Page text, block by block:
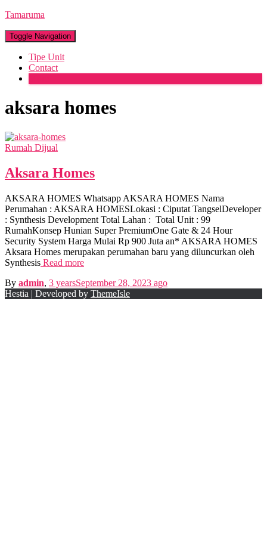
Tamaruma
Toggle Navigation
Tipe Unit
Contact
aksara homes
Rumah Dijual
Aksara Homes
AKSARA HOMES Whatsapp AKSARA HOMES Nama
Perumahan : AKSARA HOMESLokasi : Ciputat TangselDeveloper
: Synthesis Development Total Lahan : Total Unit : 99
RumahKonsep Hunian Super PremiumOne Gate & 24 Hour
Security System Harga Mulai Rp 900 Juta an* AKSARA HOMES
Aksara Homes merupakan perumahan baru yang diluncurkan oleh
Synthesis Read more
By admin, 3 yearsSeptember 28, 2023 ago
Hestia | Developed by ThemeIsle